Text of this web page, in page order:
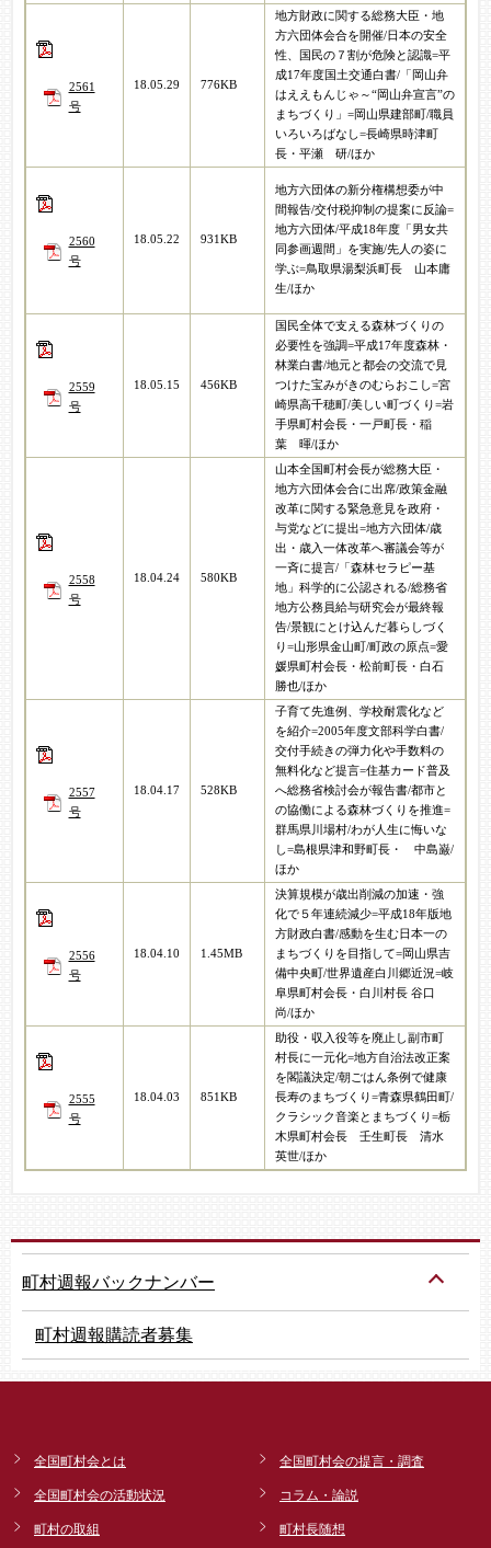
2561
号
18.05.29 776KB
地方財政に関する総務大臣・地
方六団体会合を開催/日本の安全
性、国民の７割が危険と認識=平
成17年度国土交通白書/「岡山弁
はええもんじゃ～“岡山弁宣言”の
まちづくり」=岡山県建部町/職員
いろいろばなし=長崎県時津町
長・平瀬 研/ほか
2560
号
18.05.22 931KB
地方六団体の新分権構想委が中
間報告/交付税抑制の提案に反論=
地方六団体/平成18年度「男女共
同参画週間」を実施/先人の姿に
学ぶ=鳥取県湯梨浜町長 山本庸
生/ほか
2559
号
18.05.15 456KB
国民全体で支える森林づくりの
必要性を強調=平成17年度森林・
林業白書/地元と都会の交流で見
つけた宝みがきのむらおこし=宮
崎県高千穂町/美しい町づくり=岩
手県町村会長・一戸町長・稲
葉 暉/ほか
2558
号
18.04.24 580KB
山本全国町村会長が総務大臣・
地方六団体会合に出席/政策金融
改革に関する緊急意見を政府・
与党などに提出=地方六団体/歳
出・歳入一体改革へ審議会等が
一斉に提言/「森林セラピー基
地」科学的に公認される/総務省
地方公務員給与研究会が最終報
告/景観にとけ込んだ暮らしづく
り=山形県金山町/町政の原点=愛
媛県町村会長・松前町長・白石
勝也/ほか
2557
号
18.04.17 528KB
子育て先進例、学校耐震化など
を紹介=2005年度文部科学白書/
交付手続きの弾力化や手数料の
無料化など提言=住基カード普及
へ総務省検討会が報告書/都市と
の協働による森林づくりを推進=
群馬県川場村/わが人生に悔いな
し=島根県津和野町長・ 中島巌/
ほか
2556
号
18.04.10 1.45MB
決算規模が歳出削減の加速・強
化で５年連続減少=平成18年版地
方財政白書/感動を生む日本一の
まちづくりを目指して=岡山県吉
備中央町/世界遺産白川郷近況=岐
阜県町村会長・白川村長 谷口
尚/ほか
2555
号
18.04.03 851KB
助役・収入役等を廃止し副市町
村長に一元化=地方自治法改正案
を閣議決定/朝ごはん条例で健康
長寿のまちづくり=青森県鶴田町/
クラシック音楽とまちづくり=栃
木県町村会長 壬生町長 清水
英世/ほか
町村週報バックナンバー
町村週報購読者募集
全国町村会とは
全国町村会の活動状況
町村の取組
全国町村会の提言・調査
コラム・論説
町村長随想